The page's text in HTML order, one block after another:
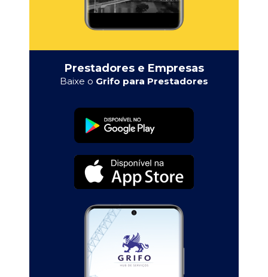
Prestadores e Empresas
Baixe o Grifo para Prestadores